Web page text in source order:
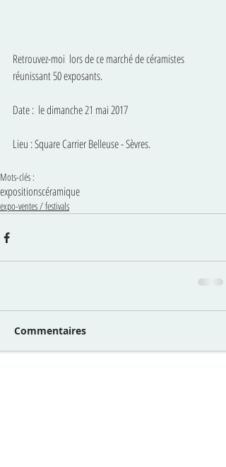
Retrouvez-moi  lors de ce marché de céramistes
réunissant 50 exposants.
Date :  le dimanche 21 mai 2017
Lieu : Square Carrier Belleuse - Sèvres.
Mots-clés :
expositionscéramique
expo-ventes / festivals
Commentaires